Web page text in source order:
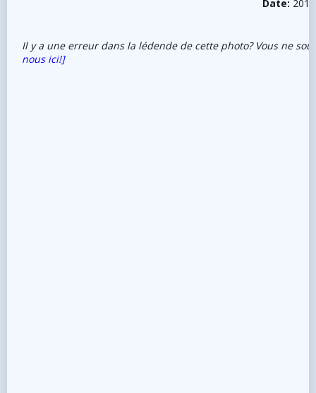
Date:
Il y a une erreur dans la lédende de cette photo? Vous ne
nous ici!]